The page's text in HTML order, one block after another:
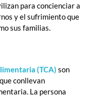
para concienciar a
y el sufrimiento que
sus familias.
(TCA) son
conllevan
La persona